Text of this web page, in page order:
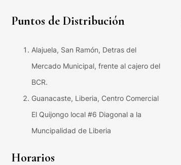
Puntos de Distribución
Alajuela, San Ramón, Detras del
Mercado Municipal, frente al cajero del
BCR.
Guanacaste, Liberia, Centro Comercial
El Quijongo local #6 Diagonal a la
Muncipalidad de Liberia
Horarios